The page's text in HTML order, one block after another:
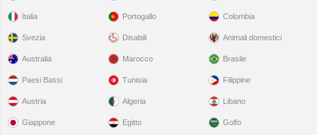
Italia
Svezia
Portogallo
Disabili
Colombia
Animali domestici
Australia
Paesi Bassi
Austria
Giappone
Marocco
Tunisia
Algeria
Egitto
Brasile
Filippine
Libano
Golfo